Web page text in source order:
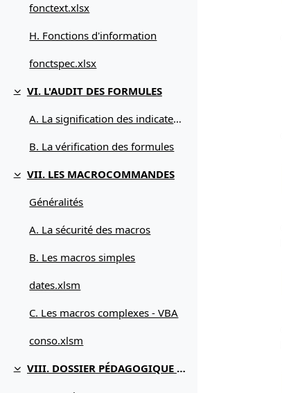
fonctext.xlsx
H. Fonctions d'information
fonctspec.xlsx
Replier
VI. L'AUDIT DES FORMULES
A. La signification des indicateurs
B. La vérification des formules
Replier
VII. LES MACROCOMMANDES
Généralités
A. La sécurité des macros
B. Les macros simples
dates.xlsm
C. Les macros complexes - VBA
conso.xlsm
Replier
VIII. DOSSIER PÉDAGOGIQUE - EXERCICES